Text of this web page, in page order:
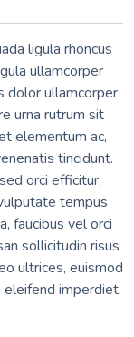
ligula rhoncus
ullamcorper
dolor ullamcorper
urna rutrum sit
elementum ac,
tincidunt.
orci efficitur,
tempus
faucibus vel orci
sollicitudin risus
ultrices, euismod
imperdiet.